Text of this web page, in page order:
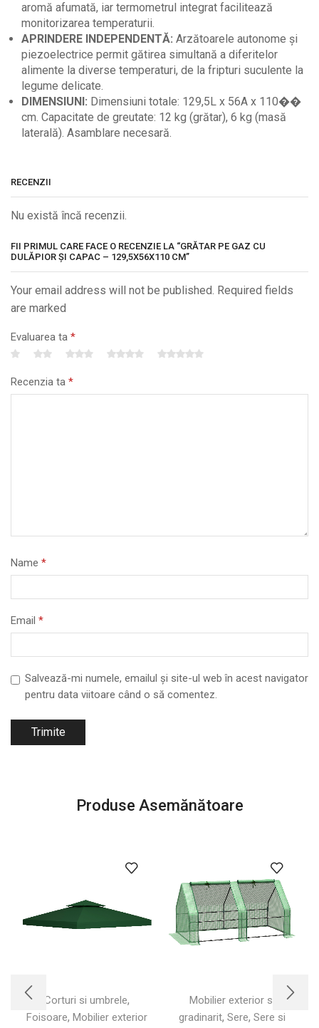
aromă afumată, iar termometrul integrat facilitează
monitorizarea temperaturii.
APRINDERE INDEPENDENTĂ: Arzătoarele autonome și
piezoelectrice permit gătirea simultană a diferitelor
alimente la diverse temperaturi, de la fripturi suculente la
legume delicate.
DIMENSIUNI: Dimensiuni totale: 129,5L x 56A x 110��
cm. Capacitate de greutate: 12 kg (grătar), 6 kg (masă
laterală). Asamblare necesară.
RECENZII
Nu există încă recenzii.
FII PRIMUL CARE FACE O RECENZIE LA “GRĂTAR PE GAZ CU
DULĂPIOR ȘI CAPAC – 129,5X56X110 CM”
Your email address will not be published. Required fields
are marked
Evaluarea ta *
Recenzia ta *
Name *
Email *
Salvează-mi numele, emailul și site-ul web în acest navigator
pentru data viitoare când o să comentez.
Produse Asemănătoare
Corturi si umbrele,
Foisoare, Mobilier exterior
Mobilier exterior si
gradinarit, Sere, Sere si